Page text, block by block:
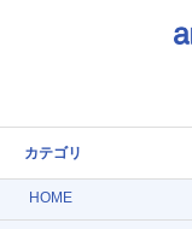
カテゴリ
HOME